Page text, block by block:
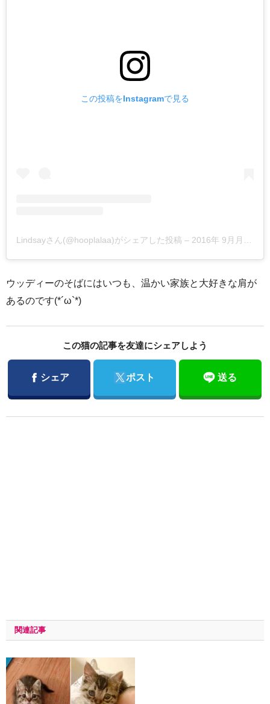
この投稿をInstagramで見る
Lindsayさん(@hooplalaa)がシェアした投稿 – 2016年 9月月10日午後5時39分PDT
ウッディーのそばにはいつも、温かい家族と大好きな肩が
あるのです(*´ω`*)
この猫の記事を友達にシェアしよう
Facebook
シェア Twitter
ポスト 送る
関連記事